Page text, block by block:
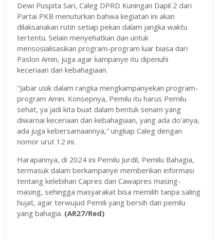
Dewi Puspita Sari, Caleg DPRD Kuningan Dapil 2 dari
Partai PKB menuturkan bahwa kegiatan ini akan
dilaksanakan rutin setiap pekan dalam jangka waktu
tertentu. Selain menyehatkan dan untuk
mensosialisasikan program-program luar biasa dari
Paslon Amin, juga agar kampanye itu dipenuhi
keceriaan dan kebahagiaan.
"Jabar usik dalam rangka mengkampanyekan program-
program Amin. Konsepnya, Pemilu itu harus Pemilu
sehat, ya jadi kita buat dalam bentuk senam yang
diwarnai keceriaan dan kebahagiaan, yang ada do'anya,
ada juga kebersamaannya," ungkap Caleg dengan
nomor urut 12 ini.
Harapannya, di 2024 ini Pemilu Jurdil, Pemilu Bahagia,
termasuk dalam berkampanye memberikan informasi
tentang kelebihan Capres dan Cawapres masing-
masing, sehingga masyarakat bisa memilih tanpa saling
hujat, agar terwujud Pemili yang bersih dan pemilu
yang bahagia. (AR27/Red)